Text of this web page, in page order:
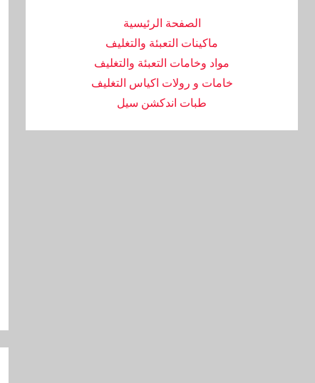
الصفحة الرئيسية
ماكينات التعبئة والتغليف
مواد وخامات التعبئة والتغليف
خامات و رولات اكياس التغليف
طبات اندكشن سيل